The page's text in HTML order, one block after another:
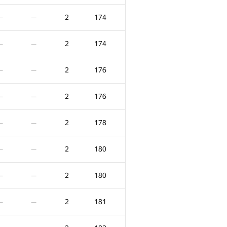
— 2 174
— 2 174
— 2 176
— 2 176
— 2 178
— 2 180
— 2 180
— 2 181
2 136
2 136
2 136
2 137
2 137
2 137
2 139
2 143
2 143